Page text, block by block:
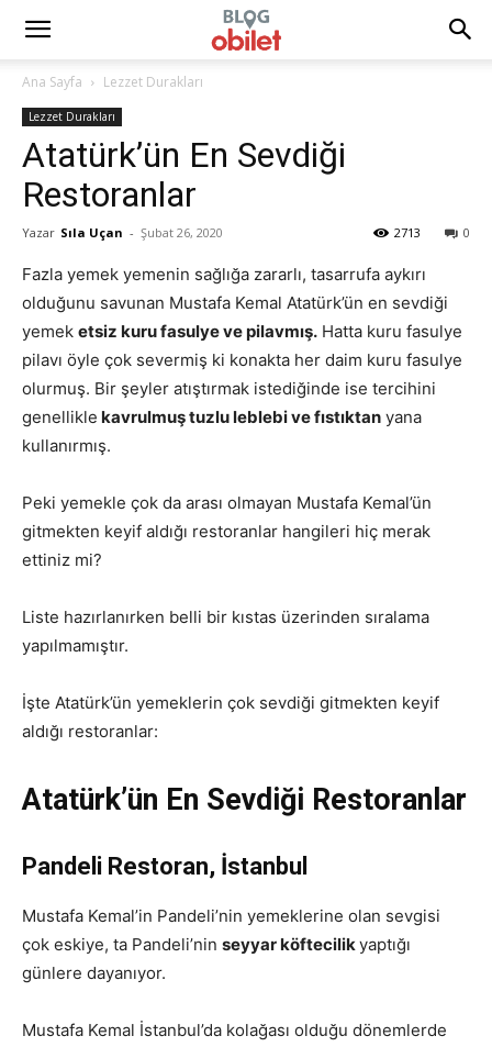
Ana Sayfa Lezzet Durakları
Lezzet Durakları
Atatürk’ün En Sevdiği
Restoranlar
Yazar Sıla Uçan - Şubat 26, 2020 0
2713
Fazla yemek yemenin sağlığa zararlı, tasarrufa aykırı
olduğunu savunan Mustafa Kemal Atatürk’ün en sevdiği
yemek etsiz kuru fasulye ve pilavmış. Hatta kuru fasulye
pilavı öyle çok severmiş ki konakta her daim kuru fasulye
olurmuş. Bir şeyler atıştırmak istediğinde ise tercihini
genellikle kavrulmuş tuzlu leblebi ve fıstıktan yana
kullanırmış.
Peki yemekle çok da arası olmayan Mustafa Kemal’ün
gitmekten keyif aldığı restoranlar hangileri hiç merak
ettiniz mi?
Liste hazırlanırken belli bir kıstas üzerinden sıralama
yapılmamıştır.
İşte Atatürk’ün yemeklerin çok sevdiği gitmekten keyif
aldığı restoranlar:
Atatürk’ün En Sevdiği Restoranlar
Pandeli Restoran, İstanbul
Mustafa Kemal’in Pandeli’nin yemeklerine olan sevgisi
çok eskiye, ta Pandeli’nin seyyar köftecilikyaptığı
günlere dayanıyor.
Mustafa Kemal İstanbul’da kolağası olduğu dönemlerde